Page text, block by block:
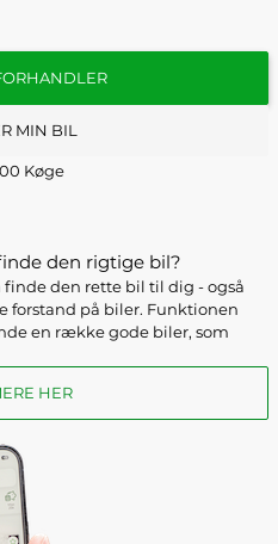
MIN BIL
Køge
den rigtige bil?
den rette bil til dig - også
forstand på biler. Funktionen
en række gode biler, som
HER